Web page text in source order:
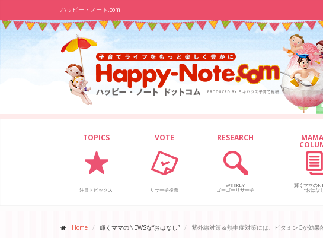
ハッピー・ノート.com
TOPICS
注目トピックス
VOTE
リサーチ投票
RESEARCH
WEEKLY
ゴーゴーリサーチ
輝くママの
“おはな
Home 輝くママのNEWSな“おはなし” 紫外線対策＆熱中症対策には、ビタミンCが効果